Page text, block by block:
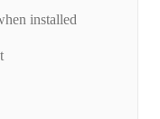
installed